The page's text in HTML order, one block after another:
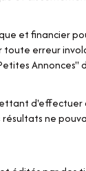
et financier
erreur
ne